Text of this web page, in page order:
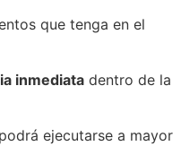
que tenga en el
inmediata dentro de la
ejecutarse a mayor